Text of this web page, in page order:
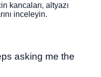
kancaları, altyazı
inceleyin.
asking me the